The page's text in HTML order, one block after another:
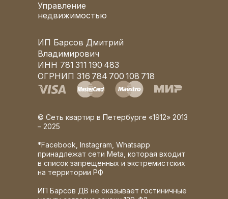
Управление
недвижимостью
ИП Барсов Дмитрий
Владимирович
ИНН 781 311 190 483
ОГРНИП 316 784 700 108 718
© Сеть квартир в Петербурге «1912» 2013
– 2025
*Facebook, Instagram, Whatsapp
принадлежат сети Meta, которая входит
в список запрещенных и экстремистских
на территории РФ
ИП Барсов ДВ не оказывает гостиничные